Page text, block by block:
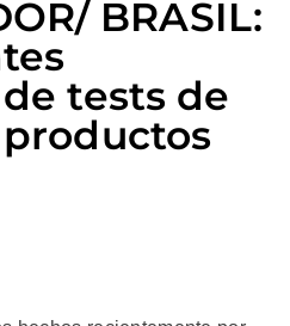
BRASIL:
tests de